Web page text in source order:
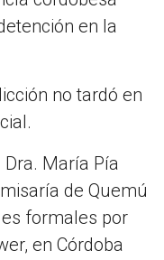
en la
no tardó en
María Pía
de Quemú
formales por
en Córdoba